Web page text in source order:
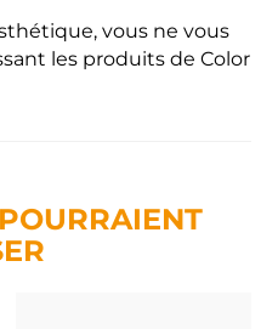
vous ne vous
les produits de Color